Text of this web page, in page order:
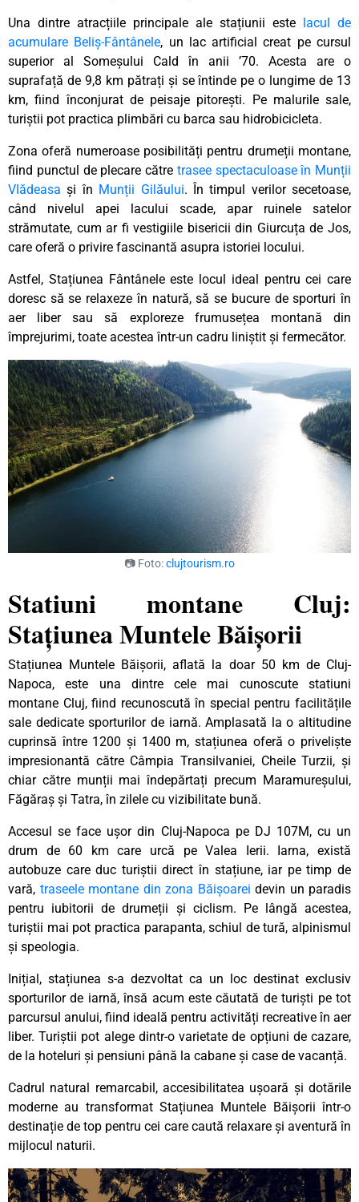
Una dintre atracțiile principale ale stațiunii este
lacul de
acumulare Beliș-Fântânele, un lac artificial creat pe cursul
superior al Someșului Cald în anii ’70. Acesta are o
suprafață de 9,8 km pătrați și se întinde pe o lungime de 13
km, fiind înconjurat de peisaje pitorești. Pe malurile sale,
turiștii pot practica plimbări cu barca sau hidrobicicleta.
Zona oferă numeroase posibilități pentru drumeții montane,
fiind punctul de plecare către trasee spectaculoase în Munții
Vlădeasa și în Munții Gilăului. În timpul verilor secetoase,
când nivelul apei lacului scade, apar ruinele satelor
strămutate, cum ar fi vestigiile bisericii din Giurcuța de Jos,
care oferă o privire fascinantă asupra istoriei locului.
Astfel, Stațiunea Fântânele este locul ideal pentru cei care
doresc să se relaxeze în natură, să se bucure de sporturi în
aer liber sau să exploreze frumusețea montană din
împrejurimi, toate acestea într-un cadru liniștit și fermecător.
📷 Foto:clujtourism.ro
Statiuni montane Cluj:
Stațiunea Muntele Băișorii
Stațiunea Muntele Băișorii, aflată la doar 50 km de Cluj-
Napoca, este una dintre cele mai cunoscute statiuni
montane Cluj, fiind recunoscută în special pentru facilitățile
sale dedicate sporturilor de iarnă. Amplasată la o altitudine
cuprinsă între 1200 și 1400 m, stațiunea oferă o priveliște
impresionantă către Câmpia Transilvaniei, Cheile Turzii, și
chiar către munții mai îndepărtați precum Maramureșului,
Făgăraș și Tatra, în zilele cu vizibilitate bună.
Accesul se face ușor din Cluj-Napoca pe DJ 107M, cu un
drum de 60 km care urcă pe Valea Ierii. Iarna, există
autobuze care duc turiștii direct în stațiune, iar pe timp de
vară, traseele montane din zona Băișoarei devin un paradis
pentru iubitorii de drumeții și ciclism. Pe lângă acestea,
turiștii mai pot practica parapanta, schiul de tură, alpinismul
și speologia.
Inițial, stațiunea s-a dezvoltat ca un loc destinat exclusiv
sporturilor de iarnă, însă acum este căutată de turiști pe tot
parcursul anului, fiind ideală pentru activități recreative în aer
liber. Turiștii pot alege dintr-o varietate de opțiuni de cazare,
de la hoteluri și pensiuni până la cabane și case de vacanță.
Cadrul natural remarcabil, accesibilitatea ușoară și dotările
moderne au transformat Stațiunea Muntele Băișorii într-o
destinație de top pentru cei care caută relaxare și aventură în
mijlocul naturii.